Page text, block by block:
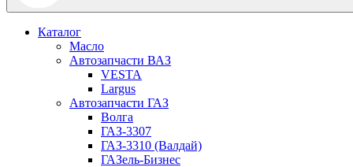
Каталог
Масло
Автозапчасти ВАЗ
VESTA
Largus
Автозапчасти ГАЗ
Волга
ГАЗ-3307
ГАЗ-3310 (Валдай)
ГАЗель-Бизнес